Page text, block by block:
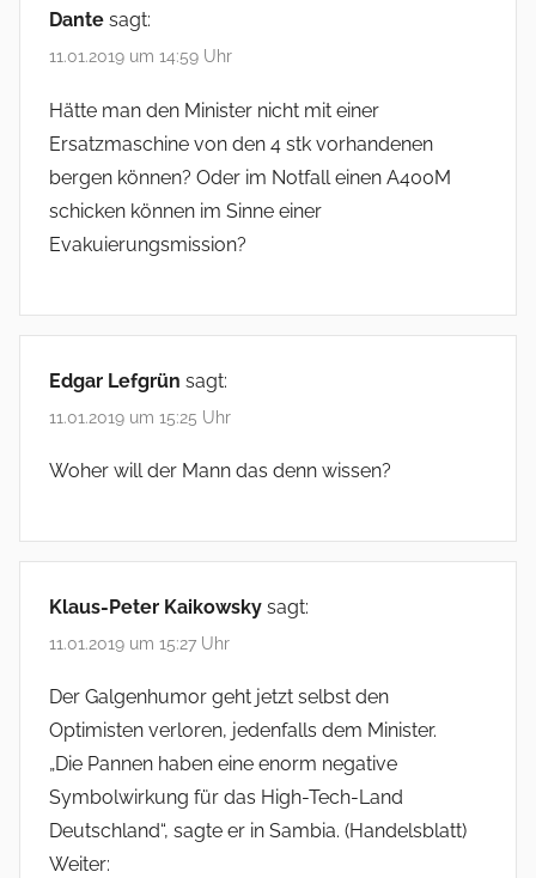
Dante sagt:
11.01.2019 um 14:59 Uhr
Hätte man den Minister nicht mit einer
Ersatzmaschine von den 4 stk vorhandenen
bergen können? Oder im Notfall einen A400M
schicken können im Sinne einer
Evakuierungsmission?
Edgar Lefgrün sagt:
11.01.2019 um 15:25 Uhr
Woher will der Mann das denn wissen?
Klaus-Peter Kaikowsky sagt:
11.01.2019 um 15:27 Uhr
Der Galgenhumor geht jetzt selbst den
Optimisten verloren, jedenfalls dem Minister.
„Die Pannen haben eine enorm negative
Symbolwirkung für das High-Tech-Land
Deutschland“, sagte er in Sambia. (Handelsblatt)
Weiter: